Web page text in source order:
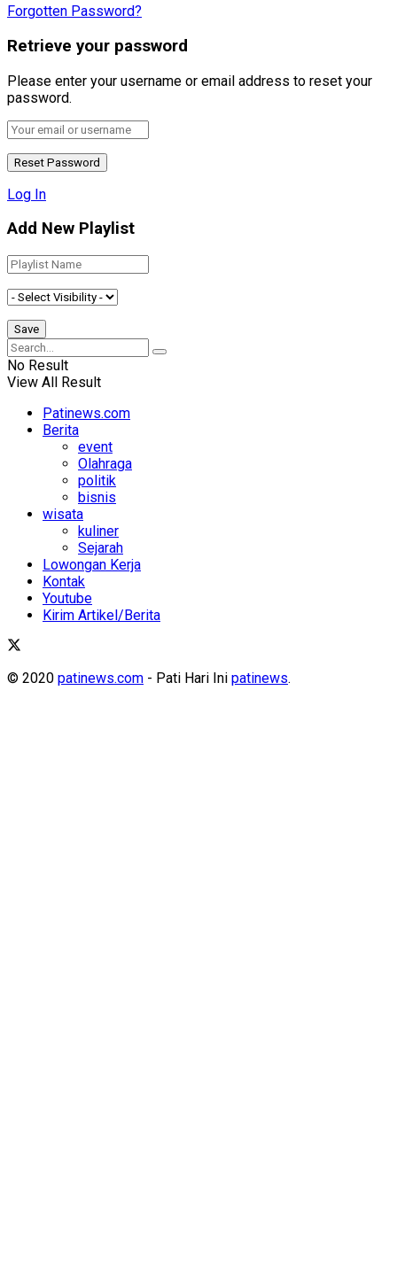
Forgotten Password?
Retrieve your password
Please enter your username or email address to reset your
password.
Log In
Add New Playlist
No Result
View All Result
Patinews.com
Berita
event
Olahraga
politik
bisnis
wisata
kuliner
Sejarah
Lowongan Kerja
Kontak
Youtube
Kirim Artikel/Berita
© 2020 patinews.com - Pati Hari Ini patinews.